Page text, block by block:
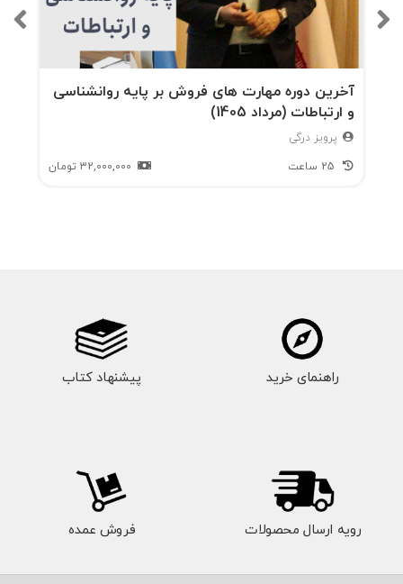
آخرین دوره مهارت های فروش بر پایه روانشناسی
و ارتباطات (مرداد 1405)
پرویز درگی
32,000,000 تومان
راهنمای خرید پیشنهاد کتاب
رویه ارسال محصولات فروش عمده